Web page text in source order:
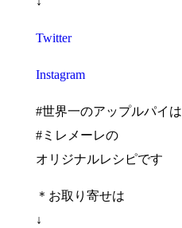
Twitter
Instagram
#世界一のアップルパイは
#ミレメーレの
オリジナルレシピです
＊お取り寄せは
↓